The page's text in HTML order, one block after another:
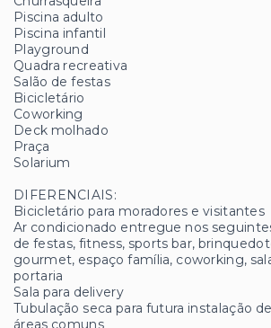
Piscina adulto
Piscina infantil
Playground
Quadra recreativa
Salão de festas
Bicicletário
Coworking
Deck molhado
Praça
Solarium
DIFERENCIAIS:
Bicicletário para moradores e visitantes
Ar condicionado entregue nos
de festas, fitness, sports bar,
gourmet, espaço família, coworking,
portaria
Sala para delivery
Tubulação seca para futura instalação
áreas comuns